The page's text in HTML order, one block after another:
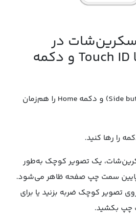
در
آیفون‌هایی با Touch ID و دکمه
دکمه کناری (Side button) و دکمه Home را هم‌زمان
را رها کنید.
یک تصویر کوچک به‌طور
سمت چپ صفحه ظاهر می‌شود.
تصویر کوچک ضربه بزنید یا برای
چپ بکشید.